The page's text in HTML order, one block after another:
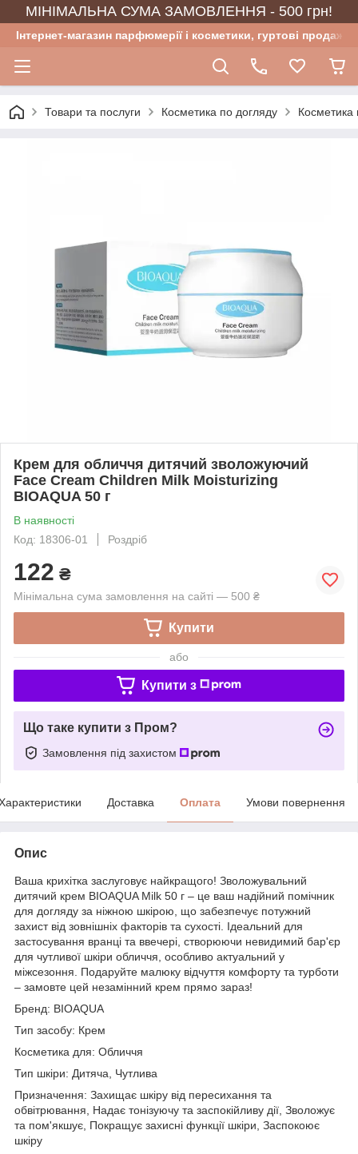
МІНІМАЛЬНА СУМА ЗАМОВЛЕННЯ - 500 грн!
Інтернет-магазин парфюмерії і косметики, гуртові продажі
Товари та послуги Косметика по догляду Косметика
Крем для обличчя дитячий зволожуючий
Face Cream Children Milk Moisturizing
BIOAQUA 50 г
В наявності
Код: 18306-01
Роздріб
122 ₴
Мінімальна сума замовлення на сайті — 500 ₴
Купити
або
Купити з
Що таке купити з Пром?
Замовлення під захистом
Доставка Оплата Умови повернення
Опис
Ваша крихітка заслуговує найкращого! Зволожувальний
дитячий крем BIOAQUA Milk 50 г – це ваш надійний помічник
для догляду за ніжною шкірою, що забезпечує потужний
захист від зовнішніх факторів та сухості. Ідеальний для
застосування вранці та ввечері, створюючи невидимий бар'єр
для чутливої шкіри обличчя, особливо актуальний у
міжсезоння. Подаруйте малюку відчуття комфорту та турботи
– замовте цей незамінний крем прямо зараз!
Бренд: BIOAQUA
Тип засобу: Крем
Косметика для: Обличчя
Тип шкіри: Дитяча, Чутлива
Призначення: Захищає шкіру від пересихання та
обвітрювання, Надає тонізуючу та заспокійливу дії, Зволожує
та пом'якшує, Покращує захисні функції шкіри, Заспокоює
шкіру